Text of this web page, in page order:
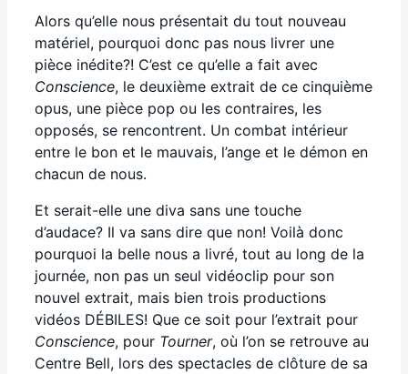
Alors qu’elle nous présentait du tout nouveau
matériel, pourquoi donc pas nous livrer une
pièce inédite?! C’est ce qu’elle a fait avec
Conscience, le deuxième extrait de ce cinquième
opus, une pièce pop ou les contraires, les
opposés, se rencontrent. Un combat intérieur
entre le bon et le mauvais, l’ange et le démon en
chacun de nous.
Et serait-elle une diva sans une touche
d’audace? Il va sans dire que non! Voilà donc
pourquoi la belle nous a livré, tout au long de la
journée, non pas un seul vidéoclip pour son
nouvel extrait, mais bien trois productions
vidéos DÉBILES! Que ce soit pour l’extrait pour
Conscience, pour Tourner, où l’on se retrouve au
Centre Bell, lors des spectacles de clôture de sa